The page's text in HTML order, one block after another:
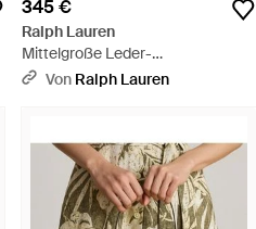
345 €
Ralph Lauren
Mittelgroße Leder-
Schultertasche Marcy - Blau
Von Ralph Lauren